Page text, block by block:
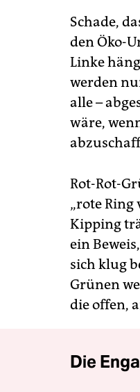
Schade,
den Öko-
Linke
werden
alle –
wäre,
Rot-Rot-
„rote Ring
Kipping
ein
sich klug
Grünen
die offen,
Die